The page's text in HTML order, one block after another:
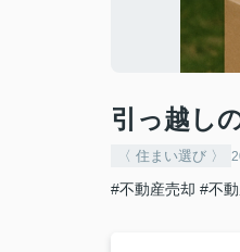
引っ越し
〈 住まい選び 〉
#不動産売却 #不